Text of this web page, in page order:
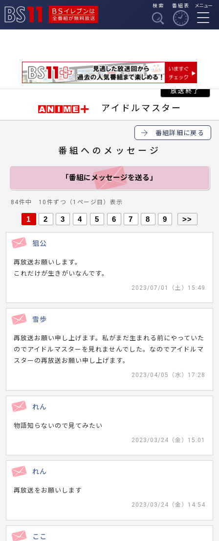
BSイレブンは全番組
検索 番組表 メニュー
アイドルマスター
番組詳細に戻る
番組へのメッセージ
「番組にメッセージを送る」
84件中 10件ずつ（1ページ目）表示
1 2 3 4 5 6 7 8 9 >>
狙公
再放送お願いします。
これだけが生きがいなんです。
2023/07/01（土）15:49
雪歩
再放送お願い申し上げます。私がまだ生まれる前にやっていた
のでアイドルマスターを見れませんでした。なのでアイドルマ
スターの再放送お願い申し上げます。
2023/04/05（水）17:28
れん
物語知らないので見てみたい
2023/03/24（金）15:01
れん
再放送をお願いします
2023/03/24（金）14:54
ここ